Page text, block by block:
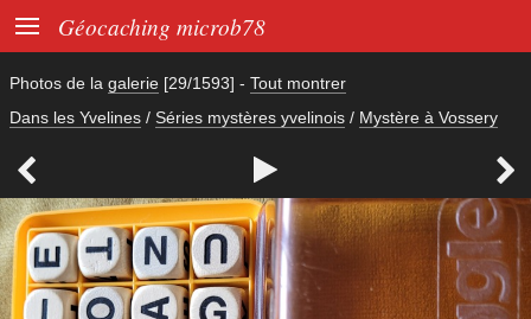
 Géocaching microb78
Photos de la galerie [29/1593] - Tout montrer
Dans les Yvelines / Séries mystères yvelinois / Mystère à Vossery
  